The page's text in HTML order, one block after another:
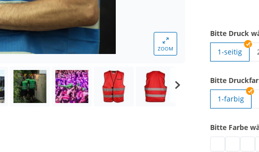
ZOOM
Bitte Druck
1-seitig
Bitte
1-farbig
Bitte Farbe